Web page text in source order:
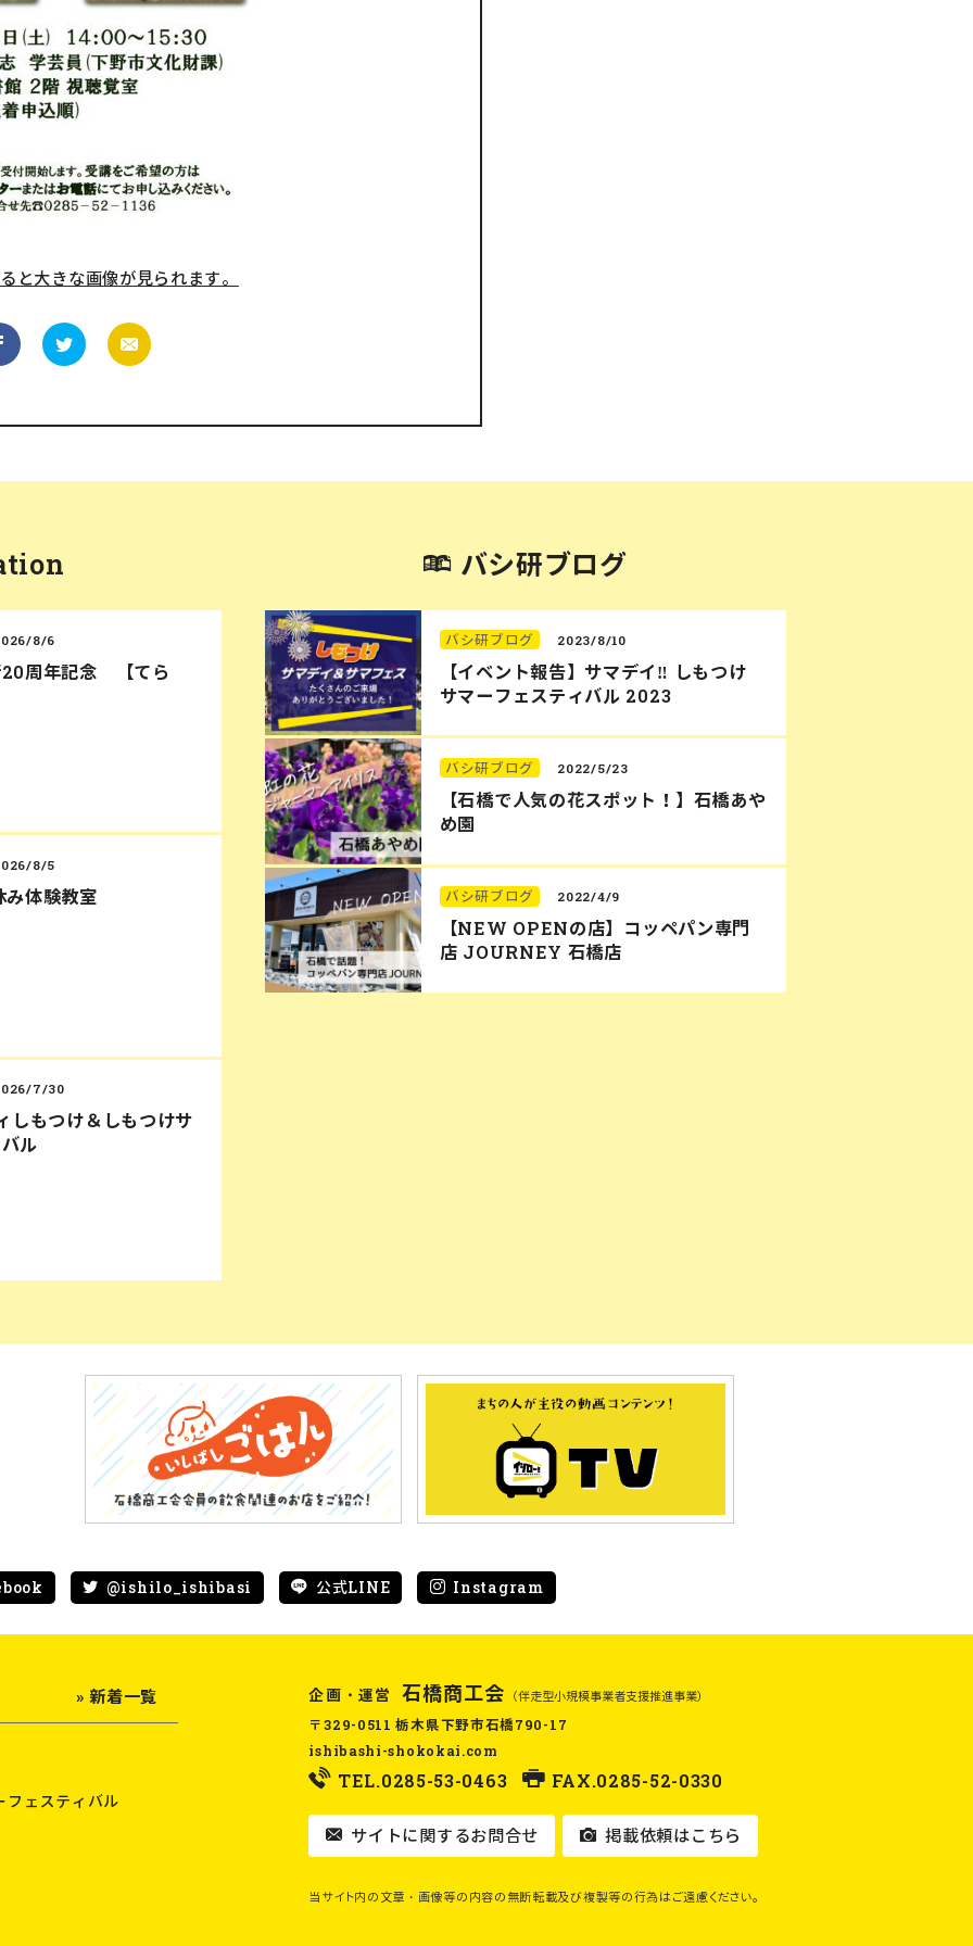
と大きな画像が見られます。
8/6
20周年記念 【てら
8/5
み体験教室
7/30
しもつけ＆しもつけサ
ル
バシ研ブログ
バシ研ブログ 2023/8/10
【イベント報告】サマデイ‼︎ しもつけ
サマーフェスティバル 2023
バシ研ブログ 2022/5/23
【石橋で人気の花スポット！】石橋あや
め園
バシ研ブログ 2022/4/9
【NEW OPENの店】コッペパン専門
店 JOURNEY 石橋店
@ishilo_ishibasi 公式LINE Instagram
» 新着一覧
ェスティバル
企画・運営 石橋商工会 （伴走型小規模事業者支援推進事業）
〒329-0511 栃木県下野市石橋790-17
ishibashi-shokokai.com
TEL.0285-53-0463 FAX.0285-52-0330
サイトに関するお問合せ 掲載依頼はこちら
当サイト内の文章・画像等の内容の無断転載及び複製等の行為はご遠慮ください。